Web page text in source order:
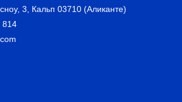
3, Кальп 03710 (Аликанте)
814